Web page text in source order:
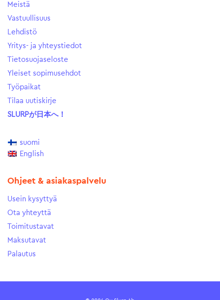
Meistä
Vastuullisuus
Lehdistö
Yritys- ja yhteystiedot
Tietosuojaseloste
Yleiset sopimusehdot
Työpaikat
Tilaa uutiskirje
SLURPが日本へ！
suomi
English
Ohjeet & asiakaspalvelu
Usein kysyttyä
Ota yhteyttä
Toimitustavat
Maksutavat
Palautus